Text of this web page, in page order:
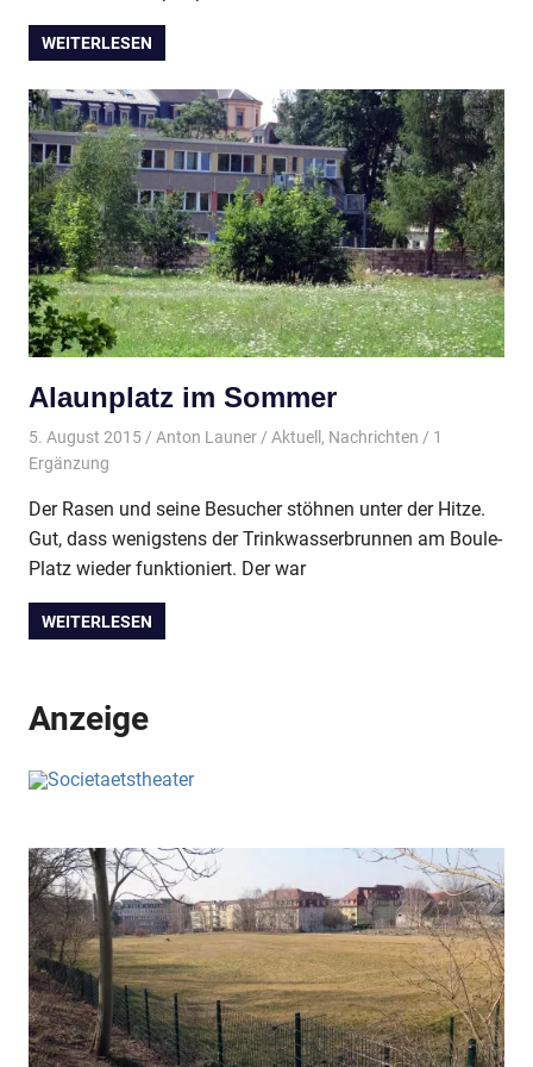
WEITERLESEN
Alaunplatz im Sommer
5. August 2015 Anton Launer Aktuell , Nachrichten / 1
Ergänzung
Der Rasen und seine Besucher stöhnen unter der Hitze.
Gut, dass wenigstens der Trinkwasserbrunnen am Boule-
Platz wieder funktioniert. Der war
WEITERLESEN
Anzeige